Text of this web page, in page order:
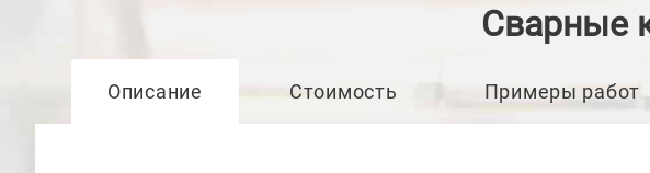
Сварные
Описание Стоимость Примеры работ